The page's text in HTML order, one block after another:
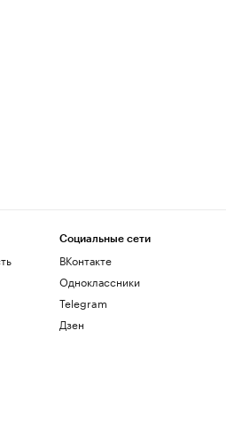
Социальные сети
ВКонтакте
Одноклассники
Telegram
Дзен